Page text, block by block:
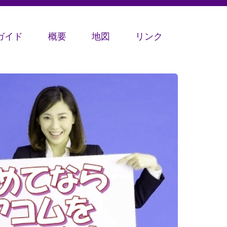
イド 概要 地図 リンク